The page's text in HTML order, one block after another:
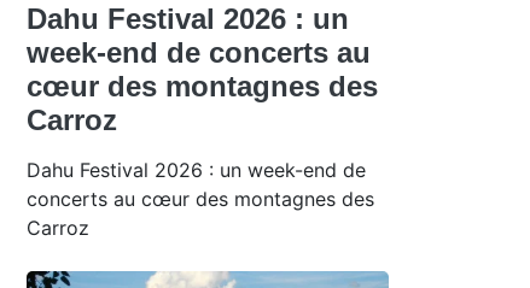
Dahu Festival 2026 : un
week-end de concerts au
cœur des montagnes des
Carroz
Dahu Festival 2026 : un week-end de
concerts au cœur des montagnes des
Carroz